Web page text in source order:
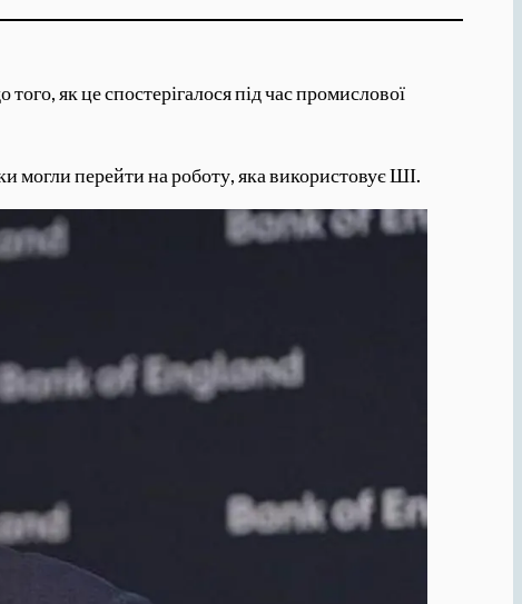
як це спостерігалося під час промислової
могли перейти на роботу, яка використовує ШІ.